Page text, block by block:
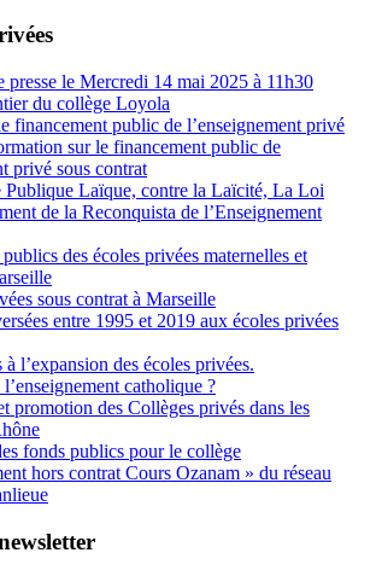
presse le Mercredi 14 mai 2025 à 11h30
du collège Loyola
financement public de l’enseignement privé
sur le financement public de
privé sous contrat
Publique Laïque, contre la Laïcité, La Loi
de la Reconquista de l’Enseignement
des écoles privées maternelles et
sous contrat à Marseille
entre 1995 et 2019 aux écoles privées
à l’expansion des écoles privées.
l’enseignement catholique ?
promotion des Collèges privés dans les
fonds publics pour le collège
hors contrat Cours Ozanam » du réseau